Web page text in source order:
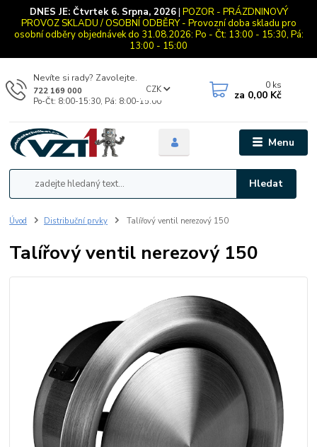
DNES JE: Čtvrtek 6. Srpna, 2026| POZOR - PRÁZDNINOVÝ
PROVOZ SKLADU / OSOBNÍ ODBĚRY - Provozní doba skladu pro
osobní odběry objednávek do 31.08.2026: Po - Čt: 13:00 - 15:30, Pá:
13:00 - 15:00
Menu
CZK
Hledat
Nevíte si rady? Zavolejte.
722 169 000
Po-Čt: 8:00-15:30, Pá: 8:00-15:00
0 ks
za 0,00 Kč
Úvod Distribuční prvky Talířový ventil nerezový 150
Talířový ventil nerezový 150